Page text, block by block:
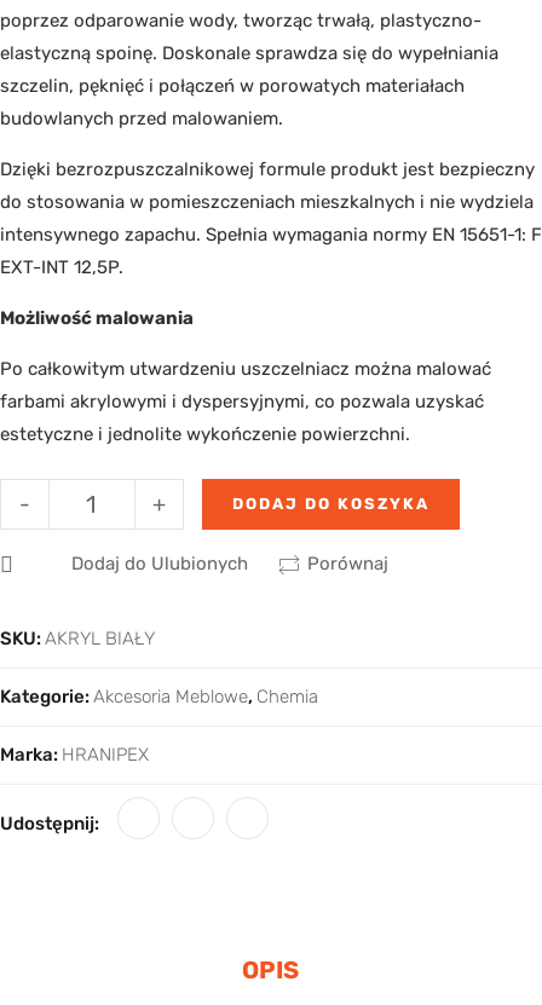
poprzez odparowanie wody, tworząc trwałą, plastyczno-
elastyczną spoinę. Doskonale sprawdza się do wypełniania
szczelin, pęknięć i połączeń w porowatych materiałach
budowlanych przed malowaniem.
Dzięki bezrozpuszczalnikowej formule produkt jest bezpieczny
do stosowania w pomieszczeniach mieszkalnych i nie wydziela
intensywnego zapachu. Spełnia wymagania normy EN 15651-1: F
EXT-INT 12,5P.
Możliwość malowania
Po całkowitym utwardzeniu uszczelniacz można malować
farbami akrylowymi i dyspersyjnymi, co pozwala uzyskać
estetyczne i jednolite wykończenie powierzchni.
+
- DODAJ DO KOSZYKA
Dodaj do Ulubionych Porównaj
SKU:AKRYL BIAŁY
Kategorie:Akcesoria Meblowe, Chemia
Marka: HRANIPEX
Udostępnij:
OPIS